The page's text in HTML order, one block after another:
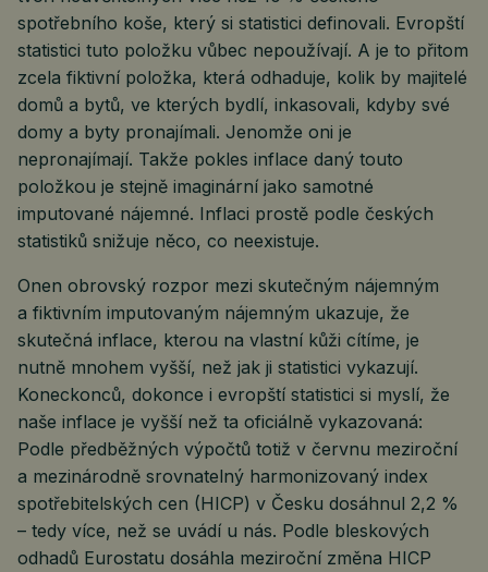
spotřebního koše, který si statistici definovali. Evropští
statistici tuto položku vůbec nepoužívají. A je to přitom
zcela fiktivní položka, která odhaduje, kolik by majitelé
domů a bytů, ve kterých bydlí, inkasovali, kdyby své
domy a byty pronajímali. Jenomže oni je
nepronajímají. Takže pokles inflace daný touto
položkou je stejně imaginární jako samotné
imputované nájemné. Inflaci prostě podle českých
statistiků snižuje něco, co neexistuje.
Onen obrovský rozpor mezi skutečným nájemným
a fiktivním imputovaným nájemným ukazuje, že
skutečná inflace, kterou na vlastní kůži cítíme, je
nutně mnohem vyšší, než jak ji statistici vykazují.
Koneckonců, dokonce i evropští statistici si myslí, že
naše inflace je vyšší než ta oficiálně vykazovaná:
Podle předběžných výpočtů totiž v červnu meziroční
a mezinárodně srovnatelný harmonizovaný index
spotřebitelských cen (HICP) v Česku dosáhnul 2,2 %
– tedy více, než se uvádí u nás. Podle bleskových
odhadů Eurostatu dosáhla meziroční změna HICP